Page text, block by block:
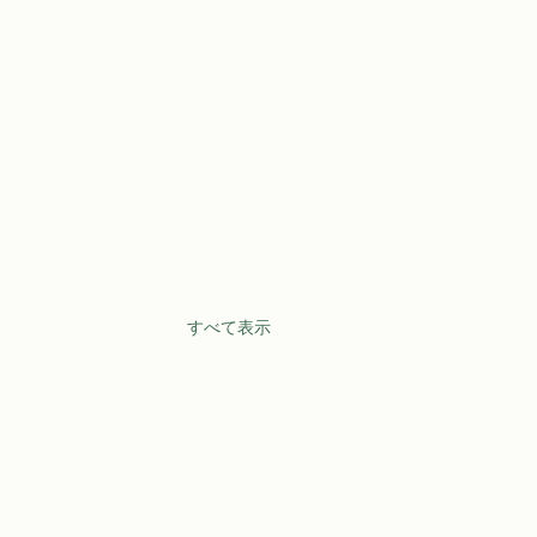
すべて表示